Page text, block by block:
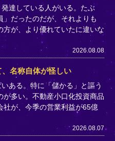
達している人がいる。たぶ
」だったのだが、それよりも
方が、より優れていたに違いな
2026.08.08
、名称自体が怪しい
ある。特に「儲かる」と謳う
が多い。不動産小口化投資商品
社が、今季の営業利益が65億
2026.08.07